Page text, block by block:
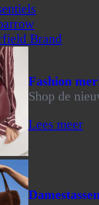
Brand
Fashion
Shop de
Lees meer